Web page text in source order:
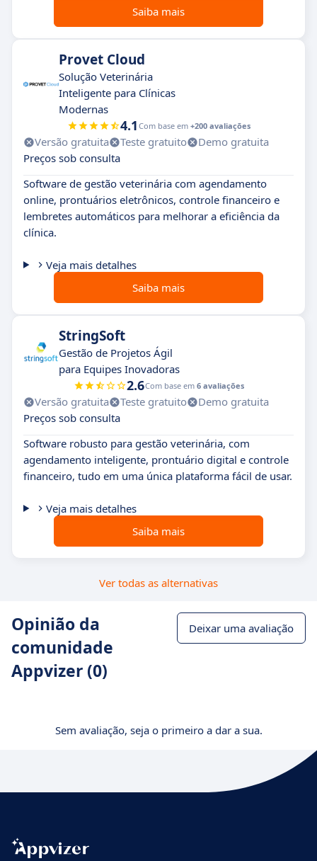
Saiba mais
Provet Cloud
Solução Veterinária
Inteligente para Clínicas
Modernas
4.1 Com base em +200 avaliações
Versão gratuita Teste gratuito
Demo gratuita
Preços sob consulta
Software de gestão veterinária com agendamento
online, prontuários eletrônicos, controle financeiro e
lembretes automáticos para melhorar a eficiência da
clínica.
Veja mais detalhes
Saiba mais
StringSoft
Gestão de Projetos Ágil
para Equipes Inovadoras
2.6Com base em 6 avaliações
Versão gratuita Teste gratuito
Demo gratuita
Preços sob consulta
Software robusto para gestão veterinária, com
agendamento inteligente, prontuário digital e controle
financeiro, tudo em uma única plataforma fácil de usar.
Veja mais detalhes
Saiba mais
Ver todas as alternativas
Opinião da
comunidade
Appvizer (0)
Deixar uma avaliação
Sem avaliação, seja o primeiro a dar a sua.